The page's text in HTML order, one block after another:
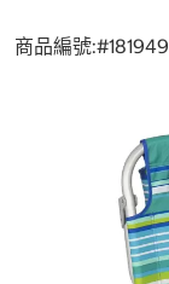
商品編號:#